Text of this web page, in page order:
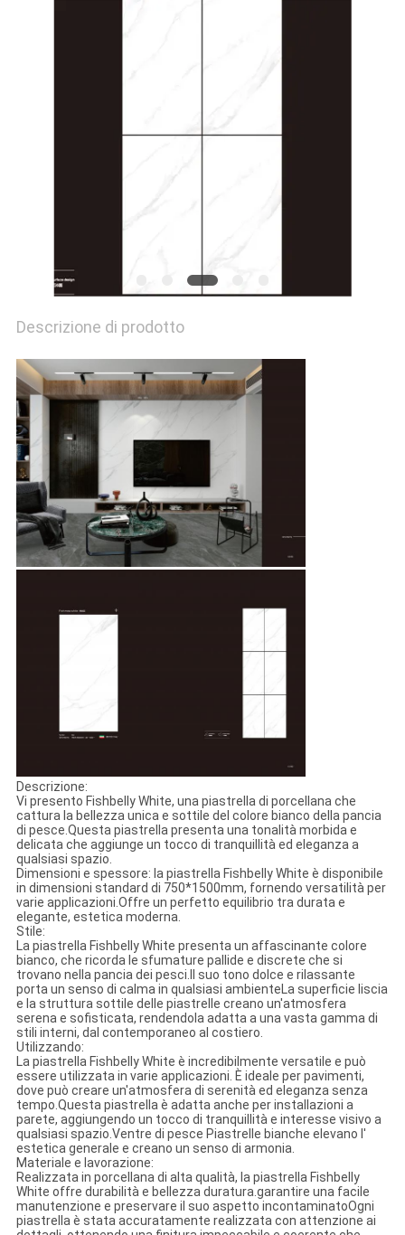
Descrizione di prodotto
Descrizione:
Vi presento Fishbelly White, una piastrella di porcellana che
cattura la bellezza unica e sottile del colore bianco della pancia
di pesce.Questa piastrella presenta una tonalità morbida e
delicata che aggiunge un tocco di tranquillità ed eleganza a
qualsiasi spazio.
Dimensioni e spessore: la piastrella Fishbelly White è disponibile
in dimensioni standard di 750*1500mm, fornendo versatilità per
varie applicazioni.Offre un perfetto equilibrio tra durata e
elegante, estetica moderna.
Stile:
La piastrella Fishbelly White presenta un affascinante colore
bianco, che ricorda le sfumature pallide e discrete che si
trovano nella pancia dei pesci.Il suo tono dolce e rilassante
porta un senso di calma in qualsiasi ambienteLa superficie liscia
e la struttura sottile delle piastrelle creano un'atmosfera
serena e sofisticata, rendendola adatta a una vasta gamma di
stili interni, dal contemporaneo al costiero.
Utilizzando:
La piastrella Fishbelly White è incredibilmente versatile e può
essere utilizzata in varie applicazioni. È ideale per pavimenti,
dove può creare un'atmosfera di serenità ed eleganza senza
tempo.Questa piastrella è adatta anche per installazioni a
parete, aggiungendo un tocco di tranquillità e interesse visivo a
qualsiasi spazio.Ventre di pesce Piastrelle bianche elevano l'
estetica generale e creano un senso di armonia.
Materiale e lavorazione:
Realizzata in porcellana di alta qualità, la piastrella Fishbelly
White offre durabilità e bellezza duratura.garantire una facile
manutenzione e preservare il suo aspetto incontaminatoOgni
piastrella è stata accuratamente realizzata con attenzione ai